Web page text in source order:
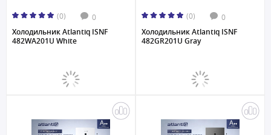
(0) 0
Холодильник Atlantiq ISNF
482WA201U White
(0) 0
Холодильник Atlantiq ISNF
482GR201U Gray